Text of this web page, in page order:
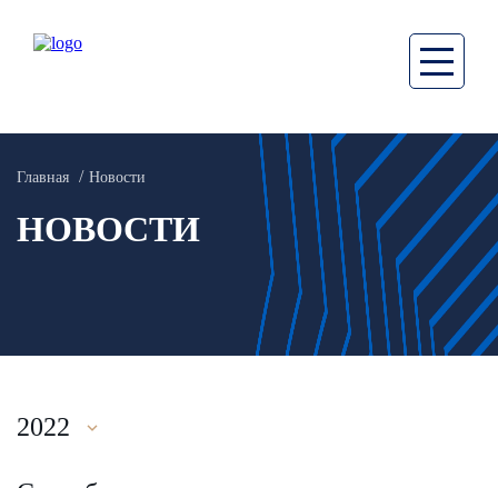
Главная Новости
НОВОСТИ
2022